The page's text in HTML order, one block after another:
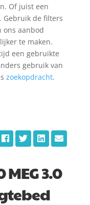
Of juist een
Gebruik de filters
ons aanbod
te maken.
een gebruikte
gebruik van
zoekopdracht.
3.0